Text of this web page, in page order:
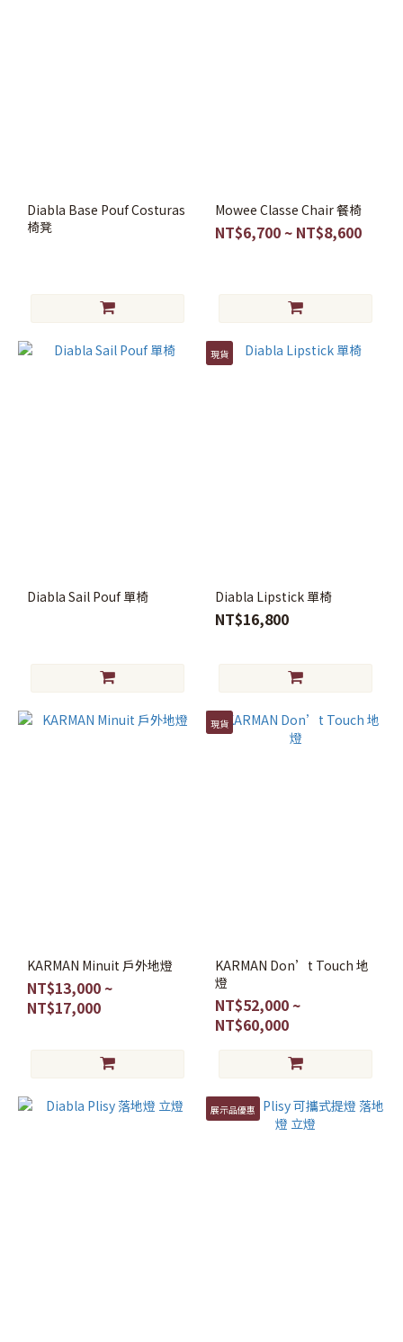
Diabla Base Pouf Costuras
椅凳
Mowee Classe Chair 餐椅
NT$6,700 ~ NT$8,600
Diabla Sail Pouf 單椅
現貨
Diabla Lipstick 單椅
NT$16,800
KARMAN Minuit 戶外地燈
NT$13,000 ~
NT$17,000
現貨
KARMAN Don’t Touch 地
燈
NT$52,000 ~
NT$60,000
展示品優惠